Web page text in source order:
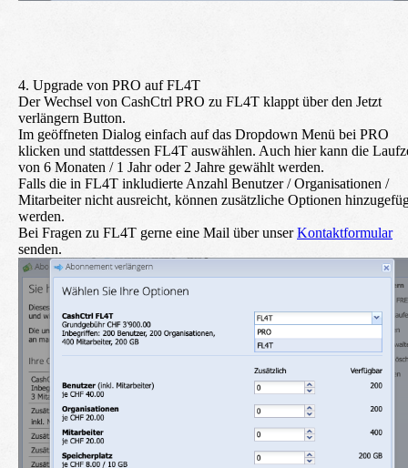
4. Upgrade von PRO auf FL4T
Der Wechsel von CashCtrl PRO zu FL4T klappt über den Jetzt
verlängern Button.
Im geöffneten Dialog einfach auf das Dropdown Menü bei PRO
klicken und stattdessen FL4T auswählen. Auch hier kann die
von 6 Monaten / 1 Jahr oder 2 Jahre gewählt werden.
Falls die in FL4T inkludierte Anzahl Benutzer / Organisationen /
Mitarbeiter nicht ausreicht, können zusätzliche Optionen
werden.
Bei Fragen zu FL4T gerne eine Mail über unserKontaktformular
senden.